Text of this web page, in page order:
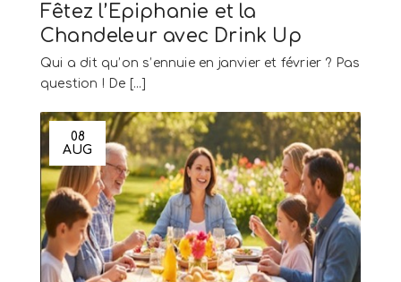
Fêtez l’Epiphanie et la
Chandeleur avec Drink Up
Qui a dit qu’on s’ennuie en janvier et février ? Pas
question ! De [...]
08
AUG